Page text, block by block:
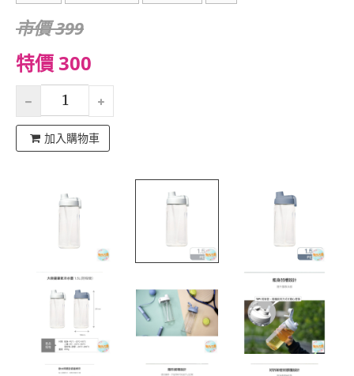
市價 399
特價 300
加入購物車